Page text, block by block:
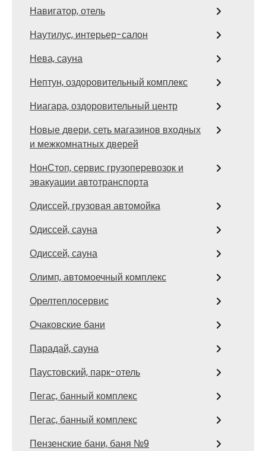
Навигатор, отель
Наутилус, интерьер-салон
Нева, сауна
Нептун, оздоровительный комплекс
Ниагара, оздоровительный центр
Новые двери, сеть магазинов входных
и межкомнатных дверей
НонСтоп, сервис грузоперевозок и
эвакуации автотранспорта
Одиссей, грузовая автомойка
Одиссей, сауна
Одиссей, сауна
Олимп, автомоечный комплекс
Орелтеплосервис
Очаковские бани
Парадай, сауна
Паустовский, парк-отель
Пегас, банный комплекс
Пегас, банный комплекс
Пензенские бани, баня №9